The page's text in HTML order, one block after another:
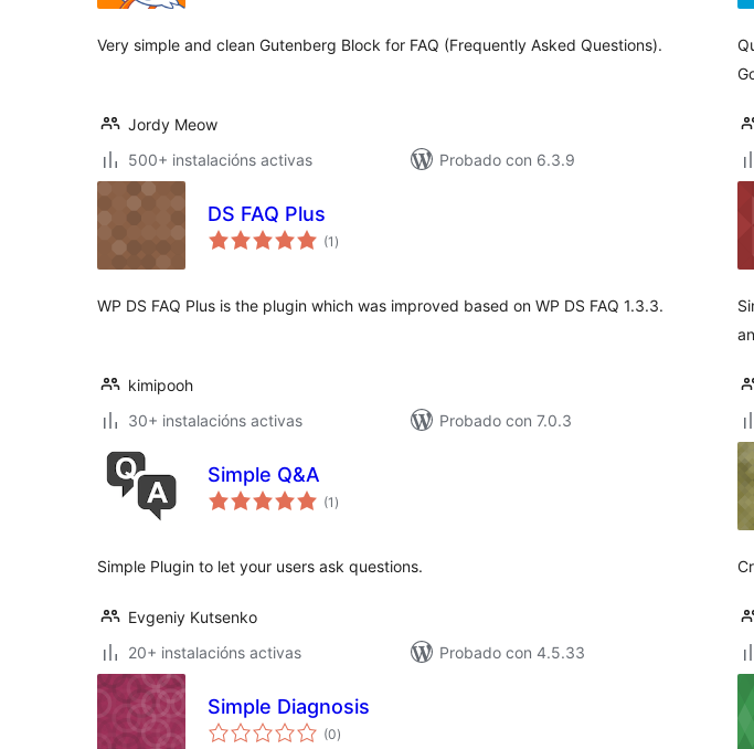
Very simple and clean Gutenberg Block for FAQ (Frequently Asked Questions).
Jordy Meow
500+ instalacións activas
Probado con 6.3.9
DS FAQ Plus
(1 valoracións
totais
)
WP DS FAQ Plus is the plugin which was improved based on WP DS FAQ 1.3.3.
kimipooh
30+ instalacións activas
Probado con 7.0.3
Simple Q&A
(1 valoracións
totais
)
Simple Plugin to let your users ask questions.
Evgeniy Kutsenko
20+ instalacións activas
Probado con 4.5.33
Simple Diagnosis
(0valoracións
totais
)